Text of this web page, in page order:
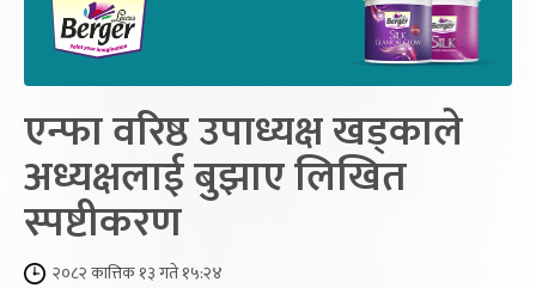
एन्फा वरिष्ठ उपाध्यक्ष खड्काले
अध्यक्षलाई बुझाए लिखित
स्पष्टीकरण
२०८२ कात्तिक १३ गते १५:२४